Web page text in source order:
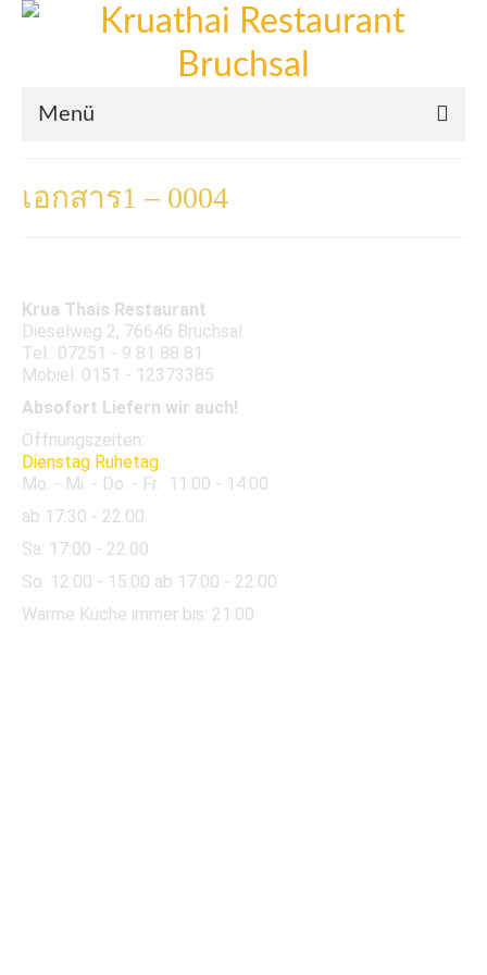
Menü
Bilder
เอกสาร1 – 0004
Krua Thais Restaurant
Dieselweg 2, 76646 Bruchsal
Tel.: 07251 - 9 81 88 81
Mobiel: 0151 - 12373385
Absofort Liefern wir auch!
Öffnungszeiten:
Dienstag Ruhetag
Mo. - Mi. - Do. - Fr. 11:00 - 14:00
ab 17:30 - 22:00
Sa: 17:00 - 22:00
So: 12:00 - 15:00 ab 17:00 - 22:00
Warme Küche immer bis: 21:00